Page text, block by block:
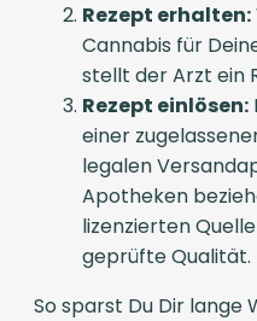
Rezept erhalten:
Cannabis für
stellt der Arzt ein
Rezept einlösen:
einer
legalen
Apotheken
lizenzierten
geprüfte Qualität.
So sparst Du Dir lange